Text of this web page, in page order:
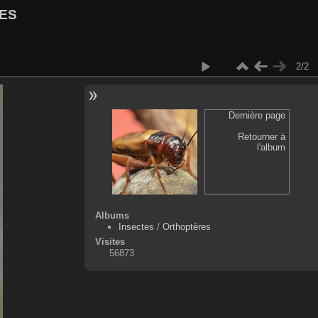
2/2
Dernière page
Retourner à
l'album
Albums
Insectes / Orthoptères
Visites
56873